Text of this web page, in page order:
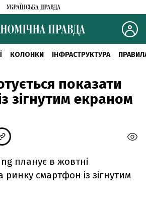
КОЛОНКИ ІНФРАСТРУКТУРА
показати
зігнутим екраном
планує в жовтні
ринку смартфон із зігнутим